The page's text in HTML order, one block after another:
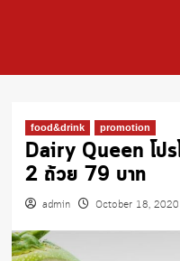
food&drink promotion
Dairy Queen โปร
2 ถ้วย 79 บาท
admin October 18, 2020